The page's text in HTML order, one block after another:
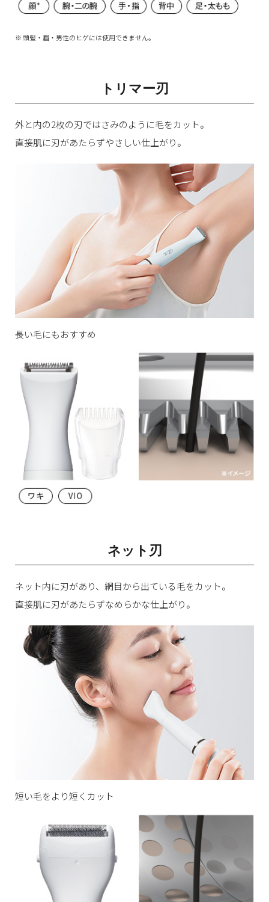
※ 頭髪・眉・男性のヒゲには使用できません。
トリマー刃
外と内の2枚の刃ではさみのように毛をカット。
直接肌に刃があたらずやさしい仕上がり。
長い毛にもおすすめ
ネット刃
ネット内に刃があり、網目から出ている毛をカット。
直接肌に刃があたらずなめらかな仕上がり。
短い毛をより短くカット